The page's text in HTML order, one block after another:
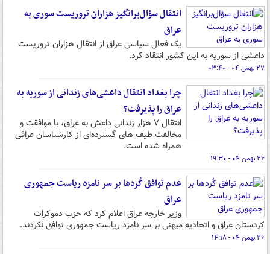
انتقال سؤال‌برانگیز هزاران تروریست سوری به
عراق
یک فعال سیاسی عراق از انتقال هزاران تروریست
داعشی از سوریه به این کشور انتقاد کرد.
۲۷ بهمن ۰۴ - ۰۳:۴۰
چرا بغداد انتقال داعشی‌های زندانی از سوریه به
عراق را پذیرفت؟
انتقال ۷ هزار زندانی داعش به عراق، با موافقت و
مخالفت طیف های گسترده‌ای از کارشناسان عراقی
همراه شده است.
۲۶ بهمن ۰۴ - ۱۹:۳۰
عدم توافق کُردها بر سر نامزد ریاست جمهوری
عراق
وزیر خارجه عراق اعلام کرد که حزب دموکرات
کردستان عراق و اتحادیه میهنی بر سر نامزد ریاست جمهوری توافق نکردند.
۲۶ بهمن ۰۴ - ۱۴:۱۸